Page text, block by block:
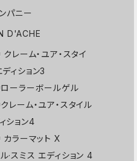
パニー
D'ACHE
レーム・ユア・スタイ
ィション3
ーラーボールゲル
レーム・ユア・スタイル
ション4
ラーマット X
·スミス エディション 4